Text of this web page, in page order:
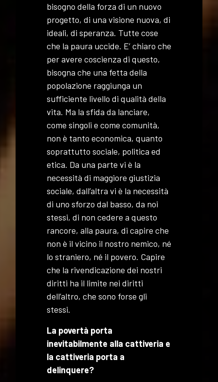
bisogno della forza di un nuovo
progetto, di una visione nuova, di
ideali, di speranza. Tutte cose
che la paura uccide. E’ chiaro che
per avere coscienza di questo,
bisogna che una fetta della
popolazione raggiunga un
sufficiente livello di qualità della
vita. Ma la sfida da lanciare,
come singoli e come comunità,
non è tanto economica, quanto
soprattutto sociale, politica ed
etica. Da una parte vi è la
necessità di maggiore giustizia
sociale, dall’altra vi è la necessità
di uno sforzo dal basso, da noi
stessi, di non cedere a questo
rancore, alla paura, di capire che
non è il vicino il nostro nemico, né
lo straniero, né il povero. Capire
che la rivendicazione dei nostri
diritti ha il limite nei diritti
dell’altro, che sono forse gli
stessi.
La povertà porta
inevitabilmente alla cattiveria e
la cattiveria porta a
delinquere?